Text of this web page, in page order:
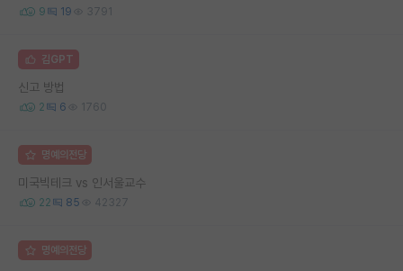
9 19 3791
김GPT
신고 방법
2 6 1760
명예의전당
미국빅테크 vs 인서울교수
22 85 42327
명예의전당